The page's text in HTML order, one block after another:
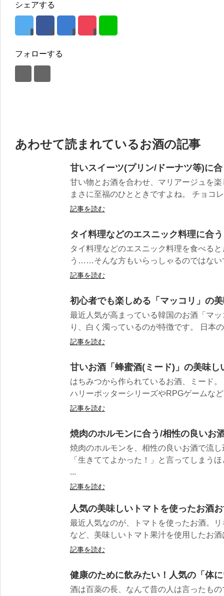
シェアする
フォローする
あわせて読まれているお酒の記事
甘いスイーツ(プリン/ドーナツ等)に
甘い物とお酒を合わせ、マリアージュを
まさに至福のひとときですよね。 チョコ
記事を読む
タイ料理などのエスニック料理に合
タイ料理などのエスニック料理を食べる
う……そんな方もいらっしゃるのではない
記事を読む
初心者でも楽しめる「マッコリ」の
最近人気が高まっている韓国のお酒「マ
り、白く濁っているのが特徴です。 日本
記事を読む
甘いお酒「蜂蜜酒(ミード)」の美味
はちみつから作られているお酒、ミード
ハリーポッターシリーズやRPGゲームな
記事を読む
焼肉のホルモンに合う/相性の良いお
焼肉のホルモンを、相性の良いお酒で流
「生きててよかった！」と言ってしまう
...
記事を読む
人気の美味しいトマトを使ったお酒
最近人気なのが、トマトを使ったお酒。
など、美味しいトマト果汁を使用したお
記事を読む
健康のために飲みたい！人気の「体
酒は百薬の長、なんて昔の人は言ったも